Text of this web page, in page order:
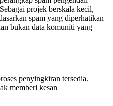
projek berskala kecil,
spam yang diperhatikan
bukan data komuniti yang
penyingkiran tersedia.
memberi kesan